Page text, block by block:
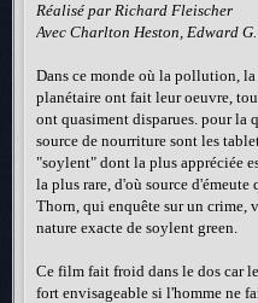
Réalisé par Richard Fleischer
Avec Charlton Heston, Edward
Dans ce monde où la pollution,
planétaire ont fait leur oeuvre,
ont quasiment disparues. pour la
source de nourriture sont les
"soylent" dont la plus appréciée
la plus rare, d'où source
Thorn, qui enquête sur un crime,
nature exacte de soylent green.
Ce film fait froid dans le dos car
fort envisageable si l'homme ne